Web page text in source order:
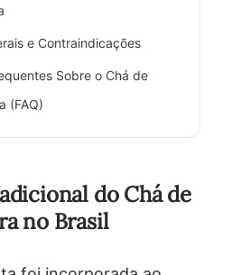
e Contraindicações
Sobre o Chá de
(FAQ)
do Chá de
no Brasil